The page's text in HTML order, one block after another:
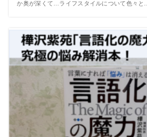
か奥が深くて…ライフスタイルについて色々と...